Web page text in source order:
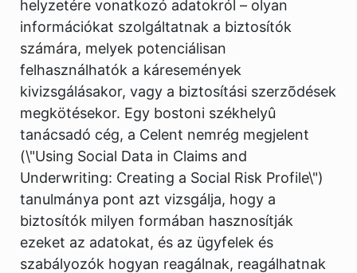
helyzetére vonatkozó adatokról – olyan
információkat szolgáltatnak a biztosítók
számára, melyek potenciálisan
felhasználhatók a káresemények
kivizsgálásakor, vagy a biztosítási szerzõdések
megkötésekor. Egy bostoni székhelyû
tanácsadó cég, a Celent nemrég megjelent
(\"Using Social Data in Claims and
Underwriting: Creating a Social Risk Profile\")
tanulmánya pont azt vizsgálja, hogy a
biztosítók milyen formában hasznosítják
ezeket az adatokat, és az ügyfelek és
szabályozók hogyan reagálnak, reagálhatnak